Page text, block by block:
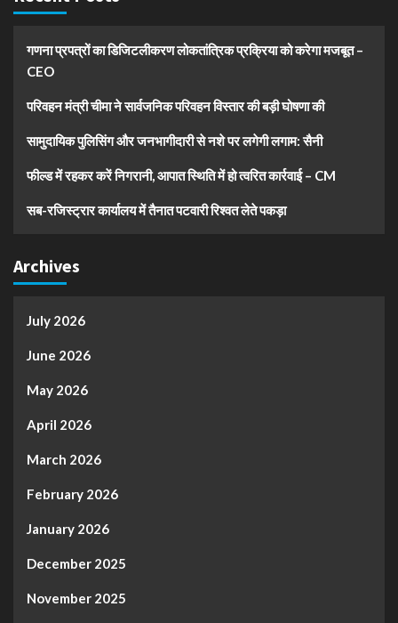
गणना प्रपत्रों का डिजिटलीकरण लोकतांत्रिक प्रक्रिया को करेगा मजबूत –
CEO
परिवहन मंत्री चीमा ने सार्वजनिक परिवहन विस्तार की बड़ी घोषणा की
सामुदायिक पुलिसिंग और जनभागीदारी से नशे पर लगेगी लगाम: सैनी
फील्ड में रहकर करें निगरानी, आपात स्थिति में हो त्वरित कार्रवाई – CM
सब-रजिस्ट्रार कार्यालय में तैनात पटवारी रिश्वत लेते पकड़ा
Archives
July 2026
June 2026
May 2026
April 2026
March 2026
February 2026
January 2026
December 2025
November 2025